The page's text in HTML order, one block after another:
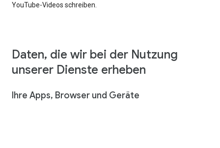
YouTube-Videos schreiben.
Daten, die wir bei der Nutzung
unserer Dienste erheben
Ihre Apps, Browser und Geräte